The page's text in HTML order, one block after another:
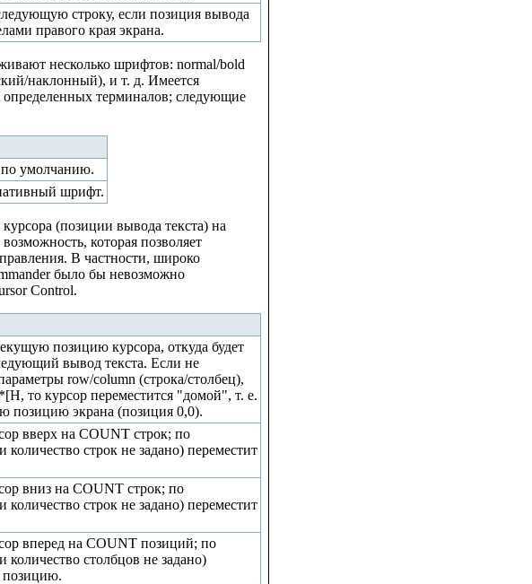
строку, если позиция вывода
правого края экрана.
несколько шрифтов: normal/bold
наклонный), и т. д. Имеется
определенных терминалов; следующие
умолчанию.
шрифт.
(позиции вывода текста) на
которая позволяет
В частности, широко
было бы невозможно
Control.
позицию курсора, откуда будет
вывод текста. Если не
row/column (строка/столбец),
то курсор переместится "домой", т. е.
позицию экрана (позиция 0,0).
вверх на COUNT строк; по
строк не задано) переместит
вниз на COUNT строк; по
строк не задано) переместит
вперед на COUNT позиций; по
количество столбцов не задано)
позицию.